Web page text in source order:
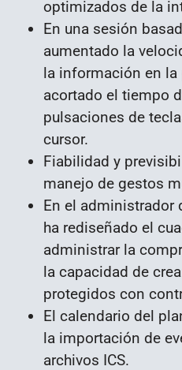
optimizados de la
En una sesión
aumentado la
la información en la
acortado el tiempo
pulsaciones de
cursor.
Fiabilidad y
manejo de gestos
En el administrador
ha rediseñado el
administrar la
la capacidad de
protegidos con
El calendario del
la importación de
archivos ICS.